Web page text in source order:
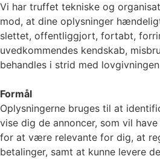
Vi har truffet tekniske og
mod, at dine oplysninger
slettet, offentliggjort, fortabt,
uvedkommendes kendskab,
behandles i strid med
Formål
Oplysningerne bruges til at
vise dig de annoncer, som vil
for at være relevante for dig, at
betalinger, samt at kunne levere